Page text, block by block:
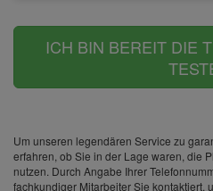
ICH BIN BEREIT DIE
Um unseren legendären Service zu
erfahren, ob Sie in der Lage waren, die
nutzen. Durch Angabe Ihrer
fachkundiger Mitarbeiter Sie kontaktiert,